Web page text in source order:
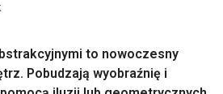
to nowoczesny
Pobudzają wyobraźnię i